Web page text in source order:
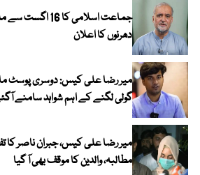
جماعت اسلامی کا
دھرنوں کا اعلان
میر رضا علی کیس: دوسری پوسٹ
گولی لگنے کے اہم شواہد سامنے
میر رضا علی کیس، جبران ناصر کا
مطالبہ، والدین کا موقف بھی آ گیا